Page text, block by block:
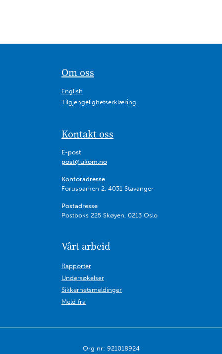
Vårt arbeid
Rapporter
Undersøkelser
Sikkerhetsmeldinger
Meld fra
Om oss
English
Tilgjengelighetserklæring
Kontakt oss
E-post
post@ukom.no
Kontoradresse
Forusparken 2, 4031 Stavanger
Postadresse
Postboks 225 Skøyen, 0213 Oslo
Org nr: 921018924